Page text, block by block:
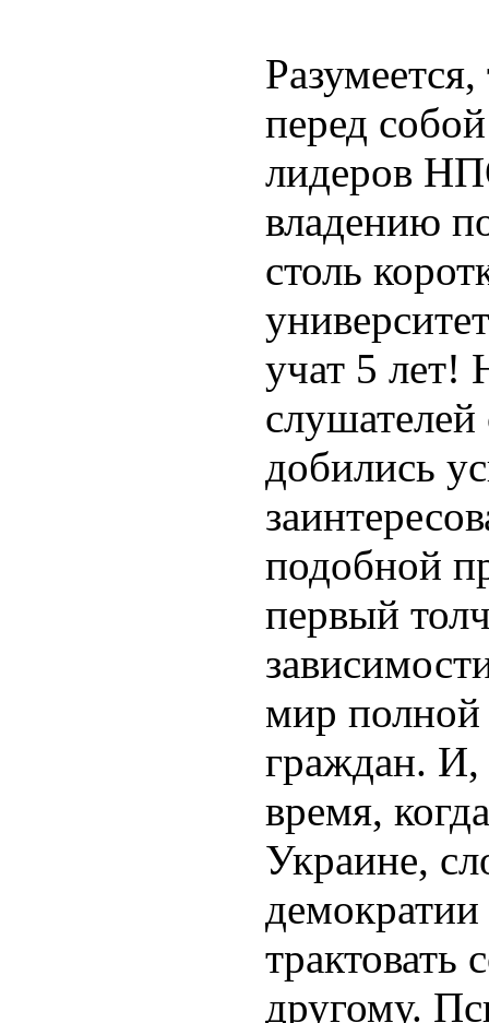
перед
лидеров
владению
столь
учат 5 лет!
добились
подобной
первый
мир полной
граждан. И,
время,
Украине,
трактовать
другому.